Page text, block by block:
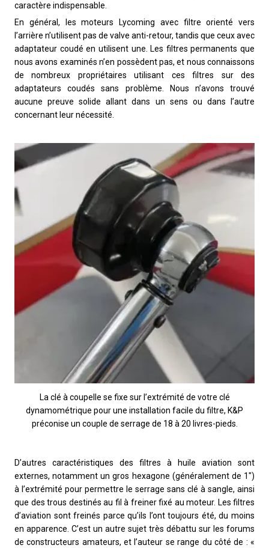
caractère indispensable.
En général, les moteurs Lycoming avec filtre orienté vers
l’arrière n’utilisent pas de valve anti-retour, tandis que ceux avec
adaptateur coudé en utilisent une. Les filtres permanents que
nous avons examinés n’en possèdent pas, et nous connaissons
de nombreux propriétaires utilisant ces filtres sur des
adaptateurs coudés sans problème. Nous n’avons trouvé
aucune preuve solide allant dans un sens ou dans l’autre
concernant leur nécessité.
La clé à coupelle se fixe sur l’extrémité de votre clé
dynamométrique pour une installation facile du filtre, K&P
préconise un couple de serrage de 18 à 20 livres-pieds.
D’autres caractéristiques des filtres à huile aviation sont
externes, notamment un gros hexagone (généralement de 1″)
à l’extrémité pour permettre le serrage sans clé à sangle, ainsi
que des trous destinés au fil à freiner fixé au moteur. Les filtres
d’aviation sont freinés parce qu’ils l’ont toujours été, du moins
en apparence. C’est un autre sujet très débattu sur les forums
de constructeurs amateurs, et l’auteur se range du côté de : «